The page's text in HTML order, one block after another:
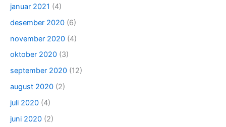
januar 2021 (4)
desember 2020 (6)
november 2020 (4)
oktober 2020 (3)
september 2020 (12)
august 2020 (2)
juli 2020 (4)
juni 2020 (2)